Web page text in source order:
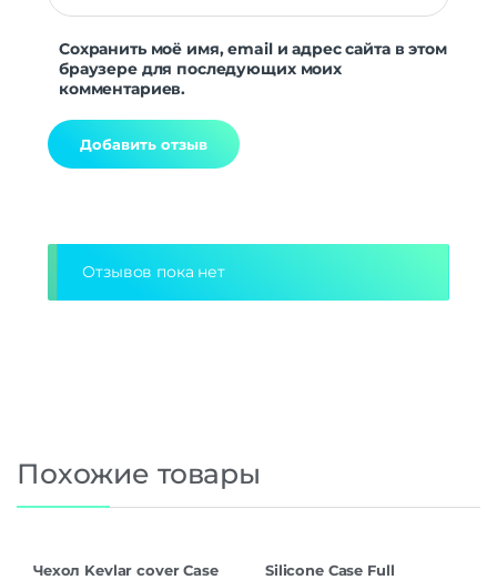
Сохранить моё имя, email и адрес сайта в этом
браузере для последующих моих
комментариев.
Отзывов пока нет
Похожие товары
Чехол Kevlar cover Case
Silicone Case Full